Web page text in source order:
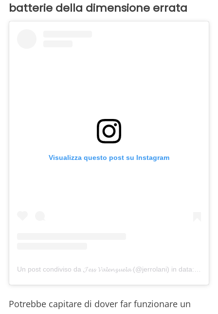
batterie della dimensione errata
Visualizza questo post su Instagram
Un post condiviso da 𝓙𝓮𝓼𝓼 𝓥𝓪𝓵𝓮𝓷𝔃𝓾𝓮𝓵𝓪 (@jerrolani) in data:
Potrebbe capitare di dover far funzionare un